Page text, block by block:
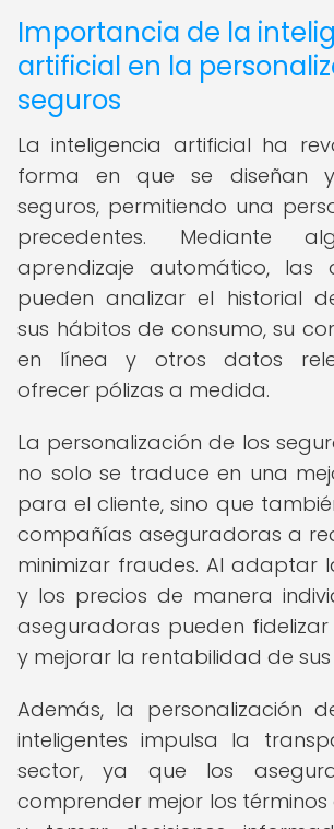
Importancia de la
artificial en la
seguros
La inteligencia artificial ha
forma en que se diseñan
seguros, permitiendo una
precedentes. Mediante
aprendizaje automático, las
pueden analizar el historial
sus hábitos de consumo, su
en línea y otros datos
ofrecer pólizas a medida.
La personalización de los
no solo se traduce en una
para el cliente, sino que
compañías aseguradoras a
minimizar fraudes. Al adaptar
y los precios de manera
aseguradoras pueden fidelizar
y mejorar la rentabilidad de
Además, la personalización
inteligentes impulsa la
sector, ya que los
comprender mejor los términos